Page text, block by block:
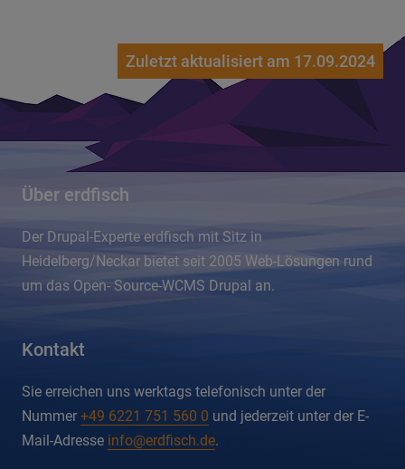
Zuletzt aktualisiert am 17.09.2024
Über erdfisch
Der Drupal-Experte erdfisch mit Sitz in
Heidelberg/Neckar bietet seit 2005 Web-Lösungen rund
um das Open- Source-WCMS Drupal an.
Kontakt
Sie erreichen uns werktags telefonisch unter der
Nummer +49 6221 751 560 0 und jederzeit unter der E-
Mail-Adresse info@erdfisch.de.